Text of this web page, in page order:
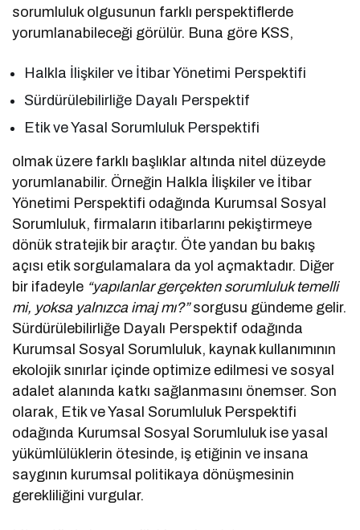
sorumluluk olgusunun farklı perspektiflerde
yorumlanabileceği görülür. Buna göre KSS,
Halkla İlişkiler ve İtibar Yönetimi Perspektifi
Sürdürülebilirliğe Dayalı Perspektif
Etik ve Yasal Sorumluluk Perspektifi
olmak üzere farklı başlıklar altında nitel düzeyde
yorumlanabilir. Örneğin Halkla İlişkiler ve İtibar
Yönetimi Perspektifi odağında Kurumsal Sosyal
Sorumluluk, firmaların itibarlarını pekiştirmeye
dönük stratejik bir araçtır. Öte yandan bu bakış
açısı etik sorgulamalara da yol açmaktadır. Diğer
bir ifadeyle “yapılanlar gerçekten sorumluluk temelli
mi, yoksa yalnızca imaj mı?”sorgusu gündeme gelir.
Sürdürülebilirliğe Dayalı Perspektif odağında
Kurumsal Sosyal Sorumluluk, kaynak kullanımının
ekolojik sınırlar içinde optimize edilmesi ve sosyal
adalet alanında katkı sağlanmasını önemser. Son
olarak, Etik ve Yasal Sorumluluk Perspektifi
odağında Kurumsal Sosyal Sorumluluk ise yasal
yükümlülüklerin ötesinde, iş etiğinin ve insana
saygının kurumsal politikaya dönüşmesinin
gerekliliğini vurgular.